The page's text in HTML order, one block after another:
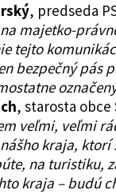
, predseda
majetko-
tejto
bezpečný pás
, starosta obce
veľmi, veľmi
kraja, ktorí
na turistiku,
kraja – budú